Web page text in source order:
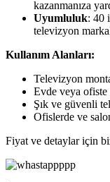
kazanmanıza
Uyumluluk: 40
televizyon
Kullanım Alanları:
Televizyon
Evde veya
Şık ve güvenli
Ofislerde ve
Fiyat ve detaylar için